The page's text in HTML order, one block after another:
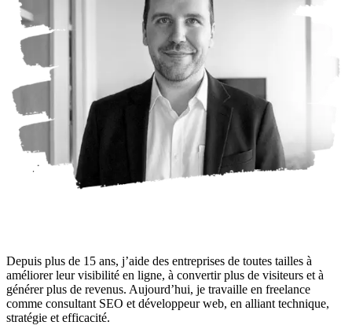
Depuis plus de 15 ans, j’aide des entreprises de toutes tailles à
améliorer leur visibilité en ligne, à convertir plus de visiteurs et à
générer plus de revenus. Aujourd’hui, je travaille en freelance
comme consultant SEO et développeur web, en alliant technique,
stratégie et efficacité.